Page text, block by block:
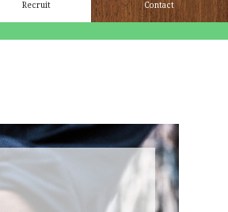
Recruit Contact